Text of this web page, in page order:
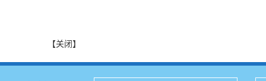
【关闭】